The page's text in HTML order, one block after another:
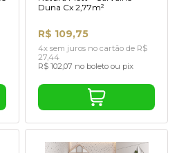
4x sem juros no cartão de R$
27,44
R$ 102,07 no boleto ou pix